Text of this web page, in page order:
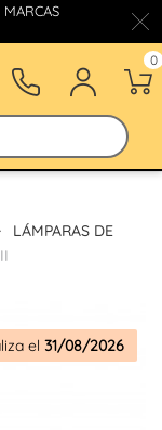
0
LÁMPARAS DE
el 31/08/2026